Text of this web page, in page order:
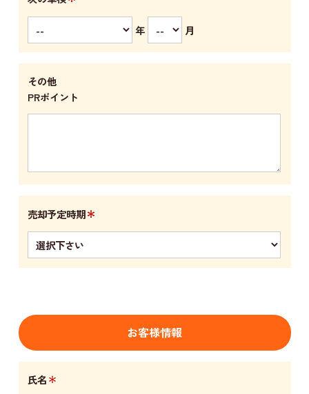
年 月
その他
PRポイント
売却予定時期＊
お客様情報
氏名＊